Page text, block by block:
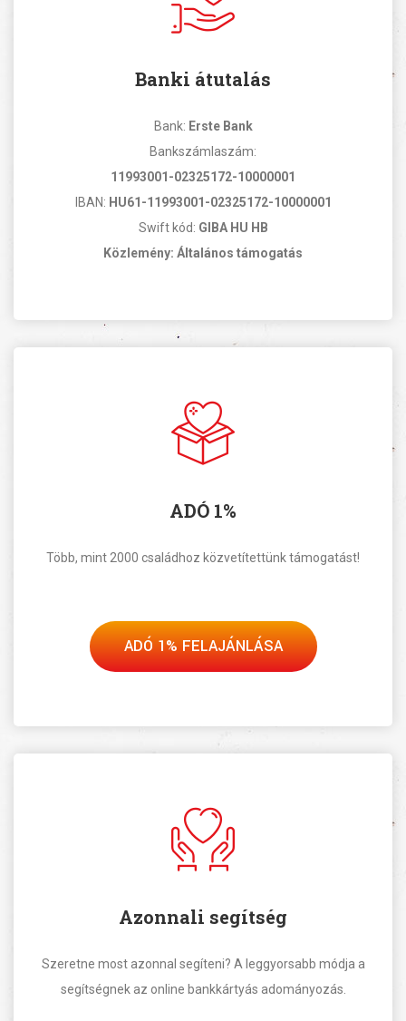
Banki átutalás
Bank: Erste Bank
Bankszámlaszám:
11993001-02325172-10000001
IBAN: HU61-11993001-02325172-10000001
Swift kód: GIBA HU HB
Közlemény: Általános támogatás
ADÓ 1%
Több, mint 2000 családhoz közvetítettünk támogatást!
ADÓ 1% FELAJÁNLÁSA
Azonnali segítség
Szeretne most azonnal segíteni? A leggyorsabb módja a
segítségnek az online bankkártyás adományozás.